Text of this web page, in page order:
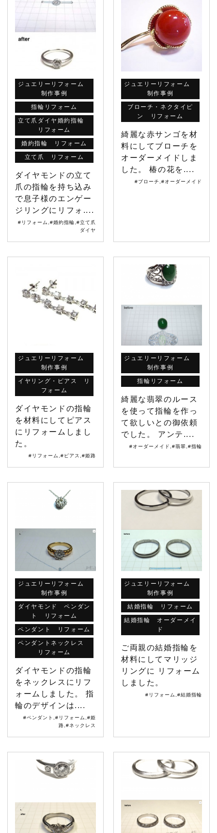
ジュエリーリフォーム
制作事例
指輪リフォーム
立て爪ダイヤ婚約指輪
リフォーム
婚約指輪 リフォーム
立て爪 リフォーム
ダイヤモンドの立て
爪の指輪を持ち込み
で息子様のエンゲー
ジリングにリフォ....
#リフォーム #婚約指輪 #立て爪
ダイヤ
ジュエリーリフォーム
制作事例
ブローチ・ネクタイピ
ン リフォーム
綺麗な赤サンゴを材
料にしてブローチを
オーダーメイドしま
した。 椿の花を....
#ブローチ #オーダーメイド
ジュエリーリフォーム
制作事例
イヤリング・ピアス リ
フォーム
ダイヤモンドの指輪
を材料にしてピアス
にリフォームしまし
た。
#リフォーム #ピアス #姫路
ジュエリーリフォーム
制作事例
指輪リフォーム
綺麗な翡翠のルース
を使って指輪を作っ
て欲しいとの御依頼
でした。 アンテ....
#オーダーメイド #翡翠 #指輪
ジュエリーリフォーム
制作事例
ダイヤモンド ペンダン
ト リフォーム
ペンダント リフォーム
ペンダントネックレス
リフォーム
ダイヤモンドの指輪
をネックレスにリフ
ォームしました。 指
輪のデザインは....
#ペンダント #リフォーム #姫
路 #ネックレス
ジュエリーリフォーム
制作事例
結婚指輪 リフォーム
結婚指輪 オーダーメイ
ド
ご両親の結婚指輪を
材料にしてマリッジ
リングに リフォーム
しました。
#リフォーム #結婚指輪